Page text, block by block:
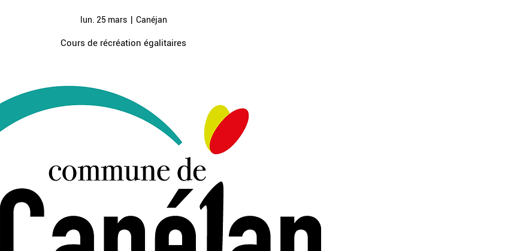
lun. 25 mars
  |
Canéjan
Cours de récréation égalitaires